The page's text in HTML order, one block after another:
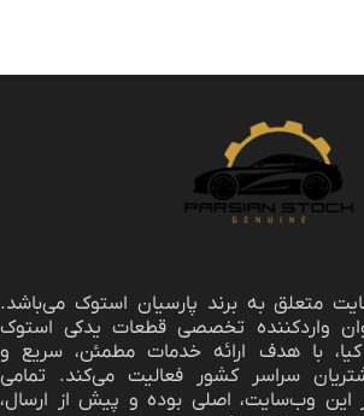
متعلق به برند پارسیان استوک می‌باشد.
واردکننده تخصصی قطعات یدکی استوک
کیا، با هدف ارائه خدمات مطمئن، سریع و
سراسر کشور فعالیت می‌کند. تمامی
این وب‌سایت، اصلی بوده و پیش از ارسال،